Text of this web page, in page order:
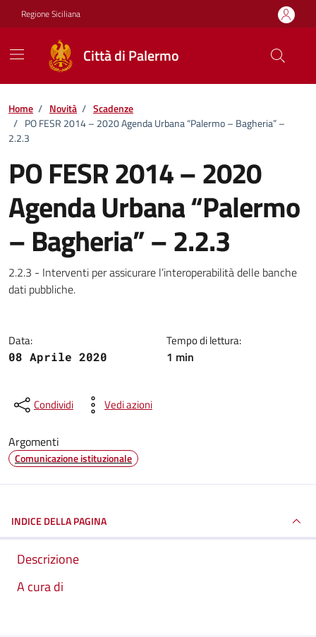
Vai ai contenuti
Vai al footer
Regione Siciliana
Città di Palermo
Home / Novità / Scadenze
/ PO FESR 2014 – 2020 Agenda Urbana “Palermo – Bagheria” –
2.2.3
PO FESR 2014 – 2020
Agenda Urbana “Palermo
– Bagheria” – 2.2.3
Dettagli della notizia
2.2.3 - Interventi per assicurare l’interoperabilità delle banche
dati pubbliche.
Data:
08 Aprile 2020
Tempo di lettura:
1 min
Condividi Vedi azioni
Argomenti
Comunicazione istituzionale
INDICE DELLA PAGINA
Descrizione
A cura di